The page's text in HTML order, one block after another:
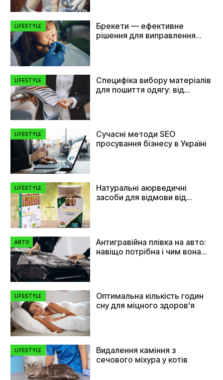
LIFESTYLE
Брекети — ефективне
рішення для виправлення
LIFESTYLE
Специфіка вибору матеріалів
для пошиття одягу: від
LIFESTYLE
Сучасні методи SEO
просування бізнесу в Україні
LIFESTYLE
Натуральні аюрведичні
засоби для відмови від
АВТО
Антигравійна плівка на авто:
навіщо потрібна і чим вона
LIFESTYLE
Оптимальна кількість годин
сну для міцного здоров’я
LIFESTYLE
Видалення каміння з
сечового міхура у котів